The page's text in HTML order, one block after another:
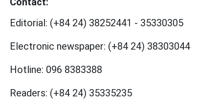
Editorial: (+84 24) 38252441 - 35330305
Electronic newspaper: (+84 24) 38303044
Hotline: 096 8383388
Readers: (+84 24) 35335235